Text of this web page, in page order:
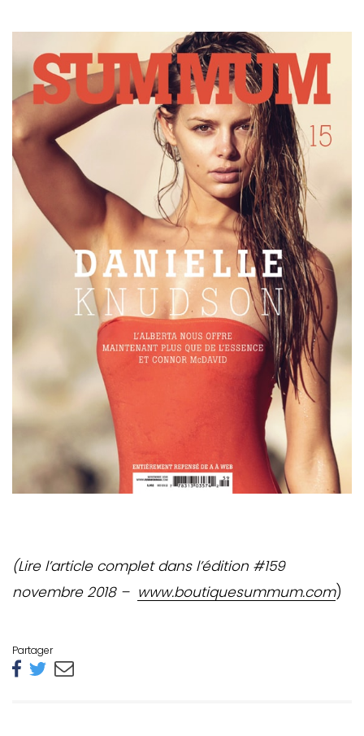
(Lire l’article complet dans l’édition #159
novembre 2018 – www.boutiquesummum.com)
Partager